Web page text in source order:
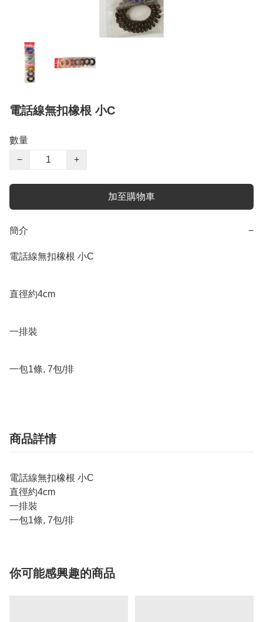
電話線無扣橡根 小C
數量
−
+
加至購物車
簡介 −
電話線無扣橡根 小C
直徑約4cm
一排裝
一包1條, 7包/排
商品詳情
電話線無扣橡根 小C
直徑約4cm
一排裝
一包1條, 7包/排
你可能感興趣的商品